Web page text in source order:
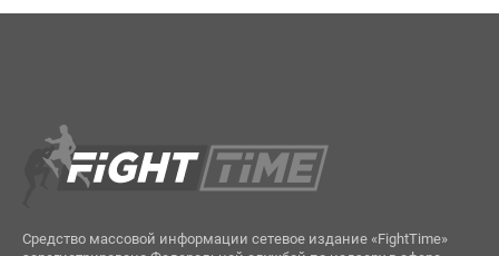
Средство массовой информации сетевое издание «FightTime»